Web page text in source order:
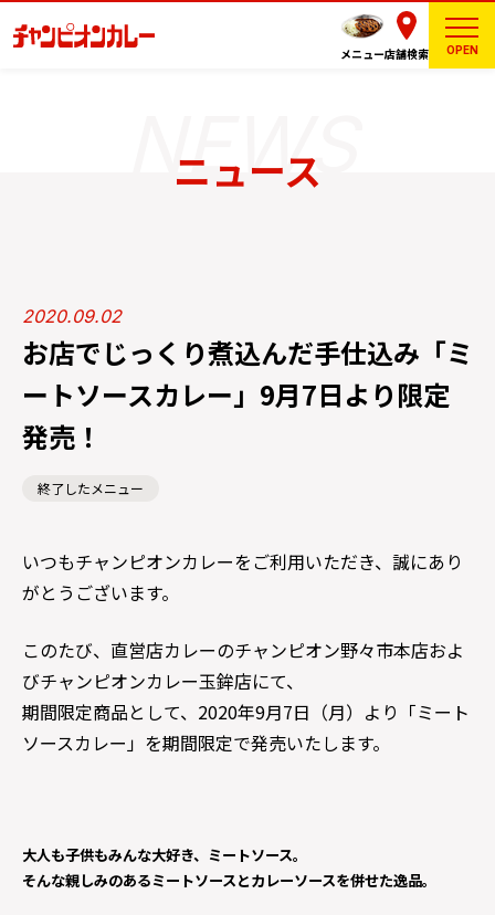
メニュー店舗検索 OPEN
ニュース
2020.09.02
お店でじっくり煮込んだ手仕込み「ミ
ートソースカレー」9月7日より限定
発売！
終了したメニュー
いつもチャンピオンカレーをご利用いただき、誠にあり
がとうございます。
このたび、直営店カレーのチャンピオン野々市本店およ
びチャンピオンカレー玉鉾店にて、
期間限定商品として、2020年9月7日（月）より「ミート
ソースカレー」を期間限定で発売いたします。
大人も子供もみんな大好き、ミートソース。
そんな親しみのあるミートソースとカレーソースを併せた逸品。